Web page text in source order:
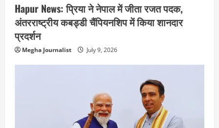
Hapur News: प्रिया ने नेपाल में जीता रजत पदक,
अंतरराष्ट्रीय कबड्डी चैंपियनशिप में किया शानदार
प्रदर्शन
Megha Journalist July 9, 2026